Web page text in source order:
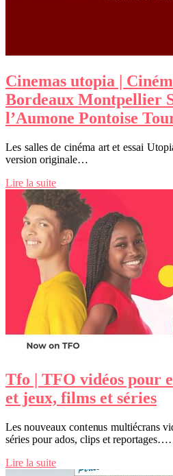
Cinemas utopia |
Bordeaux Montpellier
l’Aumone Pontoise
Les salles de cinéma art et essai
version originale…
Lire la suite
Tfo | TFO vidéos pour
et jeux, films et séries
Les nouveaux contenus multiécrans
séries pour ados, clips et
Lire la suite